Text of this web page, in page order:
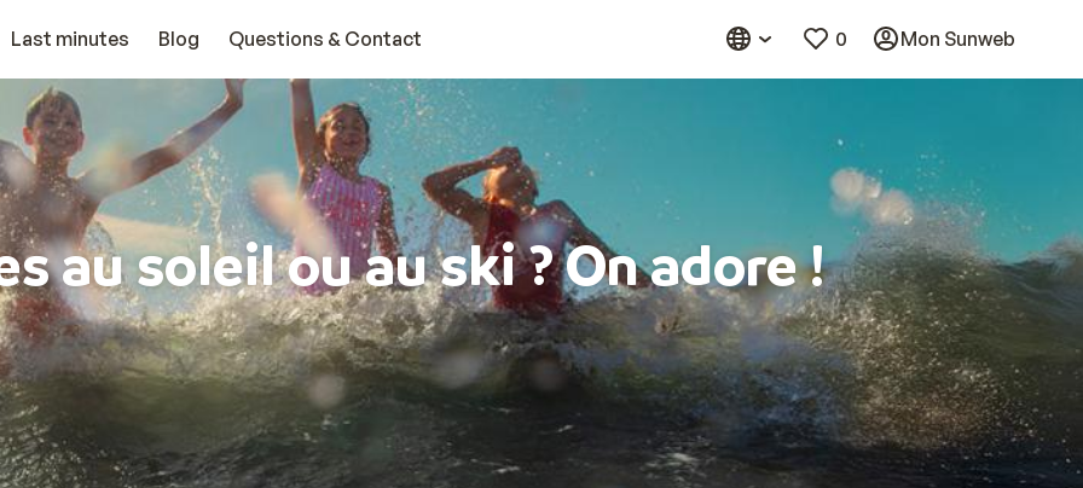
Last minutes Blog Questions & Contact 0 Mon Sunweb
au soleil ou au ski ? On adore !